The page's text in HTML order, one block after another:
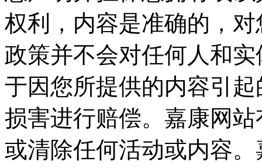
权利，内容是准确的，
政策并不会对任何人和
于因您所提供的内容引
损害进行赔偿。嘉康网
或清除任何活动或内容